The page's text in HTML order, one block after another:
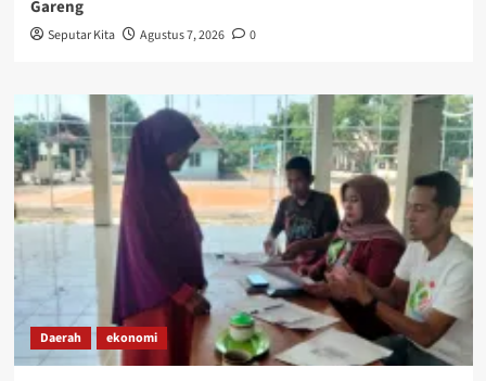
Gareng
Seputar Kita Agustus 7, 2026 0
Daerah ekonomi